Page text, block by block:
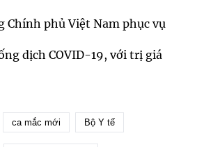
Chính phủ Việt Nam phục vụ
dịch COVID-19, với trị giá
ca mắc mới Bộ Y tế